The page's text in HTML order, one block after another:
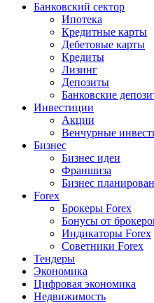
Банковский сектор
Ипотека
Кредитные карты
Дебетовые карты
Кредиты
Лизинг
Депозиты
Банковские
Инвестиции
Акции
Венчурные
Бизнес
Бизнес идеи
Франшиза
Бизнес
Forex
Брокеры Forex
Бонусы от
Индикаторы Forex
Советники Forex
Тендеры
Экономика
Цифровая экономика
Недвижимость